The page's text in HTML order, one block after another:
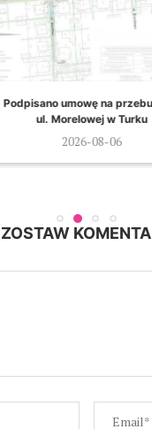
Podpisano umowę na
ul. Morelowej w Turku
2026-08-06
ZOSTAW